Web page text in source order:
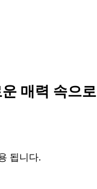
매력 속으로
됩니다.